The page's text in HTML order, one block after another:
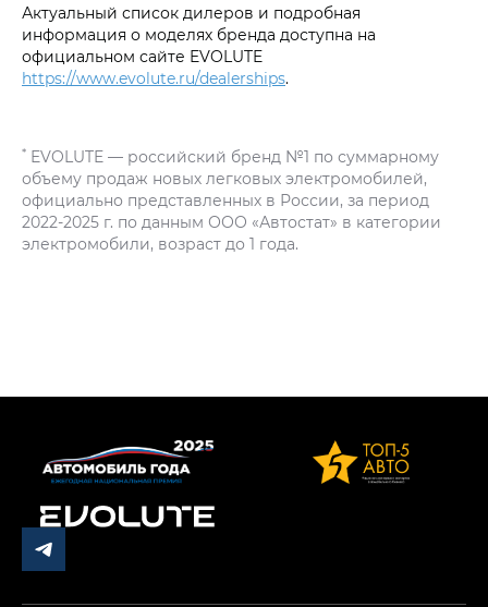
Актуальный список дилеров и подробная
информация о моделях бренда доступна на
официальном сайте EVOLUTE
https://www.evolute.ru/dealerships.
* EVOLUTE — российский бренд №1 по суммарному
объему продаж новых легковых электромобилей,
официально представленных в России, за период
2022-2025 г. по данным ООО «Автостат» в категории
электромобили, возраст до 1 года.